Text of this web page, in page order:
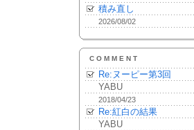
積み直し
2026/08/02
COMMENT
Re:ヌーピー第3回
YABU
2018/04/23
Re:紅白の結果
YABU